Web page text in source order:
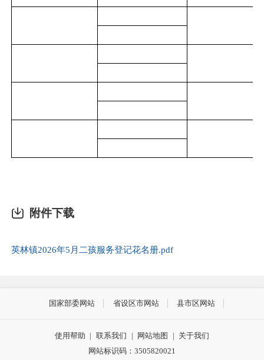
附件下载
英林镇2026年5月二孩服务登记花名册.pdf
国家部委网站 省设区市网站 县市区网站
使用帮助 | 联系我们 | 网站地图 | 关于我们
网站标识码：3505820021